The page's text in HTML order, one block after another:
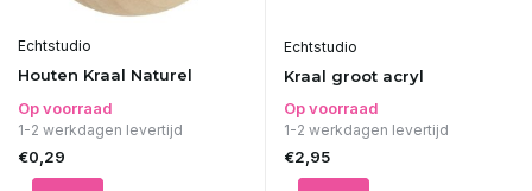
Echtstudio
Houten Kraal Naturel
Op voorraad
1-2 werkdagen levertijd
€0,29
Echtstudio
Kraal groot acryl
Op voorraad
1-2 werkdagen levertijd
€2,95